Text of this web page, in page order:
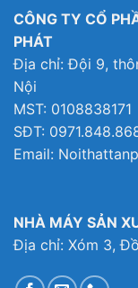
CÔNG TY CỔ
PHÁT
Địa chỉ: Đội 9,
Nội
MST: 0108838171
SĐT:
Email:
NHÀ MÁY SẢN
Địa chỉ: Xóm 3,